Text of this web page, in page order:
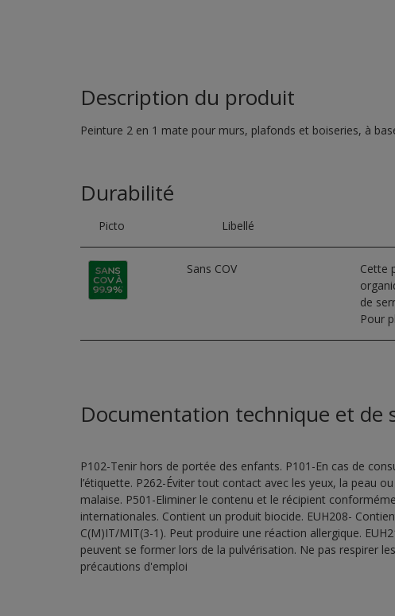
Description du produit
Peinture 2 en 1 mate pour murs, plafonds et boiseries, à
Durabilité
Picto Libellé
Sans COV
Cette
de
Pour
Documentation technique et de
P102-Tenir hors de portée des enfants. P101-En cas de
l’étiquette. P262-Éviter tout contact avec les yeux, la peau
malaise. P501-Eliminer le contenu et le récipient
internationales. Contient un produit biocide. EUH208-
C(M)IT/MIT(3-1). Peut produire une réaction allergique.
peuvent se former lors de la pulvérisation. Ne pas respirer
précautions d'emploi